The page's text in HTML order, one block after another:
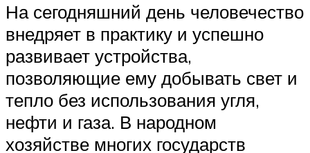
На сегодняшний день человечество
внедряет в практику и успешно
развивает устройства,
позволяющие ему добывать свет и
тепло без использования угля,
нефти и газа. В народном
хозяйстве многих государств